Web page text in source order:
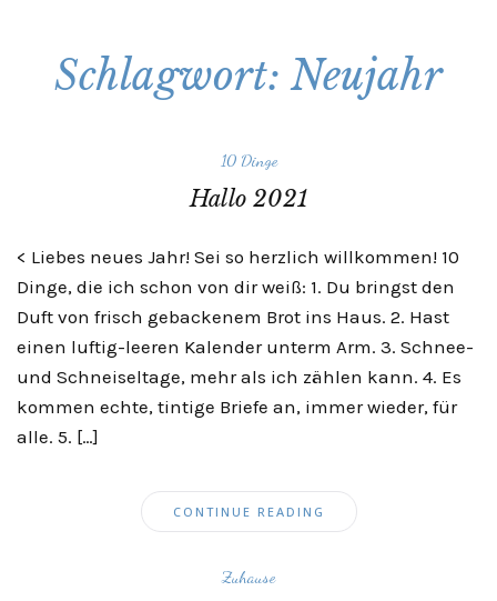
Schlagwort: Neujahr
10 Dinge
Hallo 2021
< Liebes neues Jahr! Sei so herzlich willkommen! 10
Dinge, die ich schon von dir weiß: 1. Du bringst den
Duft von frisch gebackenem Brot ins Haus. 2. Hast
einen luftig-leeren Kalender unterm Arm. 3. Schnee-
und Schneiseltage, mehr als ich zählen kann. 4. Es
kommen echte, tintige Briefe an, immer wieder, für
alle. 5. […]
CONTINUE READING
Zuhause